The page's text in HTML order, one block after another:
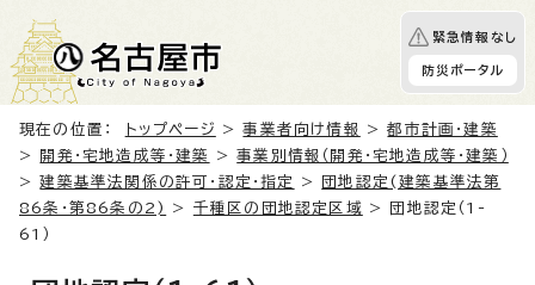
緊急情報なし
防災ポータル
現在の位置： トップページ >事業者向け情報 >都市計画・建築
>
開発・宅地造成等・建築 >事業別情報（開発・宅地造成等・建築）
>建築基準法関係の許可・認定・指定 >
団地認定(建築基準法第
86条・第86条の2)
> 千種区の団地認定区域 > 団地認定（1-
61）